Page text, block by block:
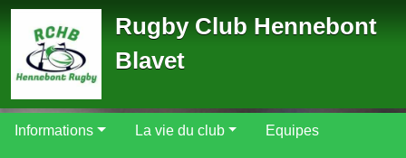
Rugby Club Hennebont
Blavet
Informations La vie du club Equipes
Panneau de gestion des cookies